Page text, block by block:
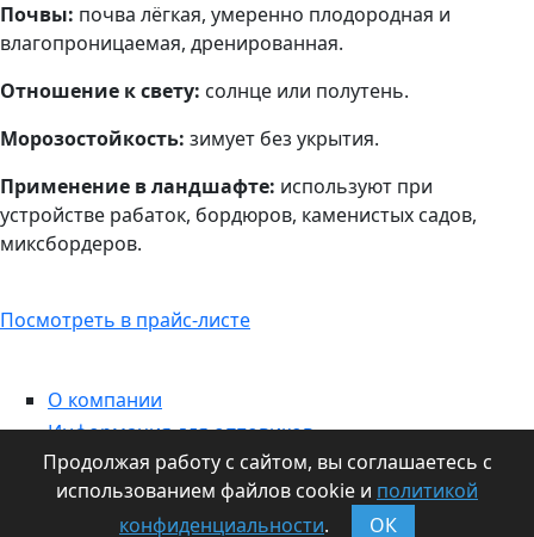
Почвы: почва лёгкая, умеренно плодородная и
влагопроницаемая, дренированная.
Отношение к свету: солнце или полутень.
Морозостойкость: зимует без укрытия.
Применение в ландшафте: используют при
устройстве рабаток, бордюров, каменистых садов,
миксбордеров.
Посмотреть в прайс-листе
О компании
Информация для оптовиков
Контакты
Статьи
Наши издания
Продолжая работу с сайтом, вы соглашаетесь с
использованием файлов cookie и политикой
конфиденциальности. ОК